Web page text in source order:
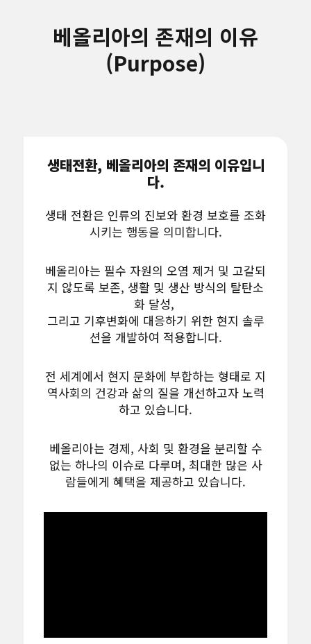
베올리아의 존재의 이유
(Purpose)
생태전환, 베올리아의 존재의 이유입니
다.
생태 전환은 인류의 진보와 환경 보호를 조화
시키는 행동을 의미합니다.
베올리아는 필수 자원의 오염 제거 및 고갈되
지 않도록 보존, 생활 및 생산 방식의 탈탄소
화 달성,
그리고 기후변화에 대응하기 위한 현지 솔루
션을 개발하여 적용합니다.
전 세계에서 현지 문화에 부합하는 형태로 지
역사회의 건강과 삶의 질을 개선하고자 노력
하고 있습니다.
베올리아는 경제, 사회 및 환경을 분리할 수
없는 하나의 이슈로 다루며, 최대한 많은 사
람들에게 혜택을 제공하고 있습니다.